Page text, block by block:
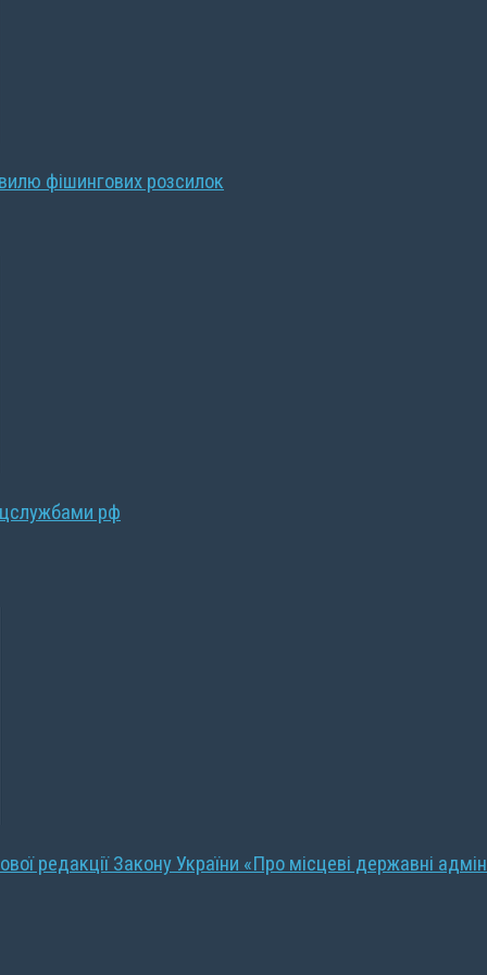
фішингових розсилок
рф
редакції Закону України «Про місцеві державні